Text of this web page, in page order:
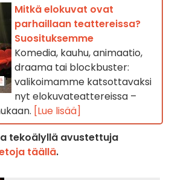
Mitkä elokuvat ovat
parhaillaan teattereissa?
Suosituksemme
Komedia, kauhu, animaatio,
draama tai blockbuster:
valikoimamme katsottavaksi
nyt elokuvateattereissa –
[Lue lisää]
tekoälyllä avustettuja
täällä.